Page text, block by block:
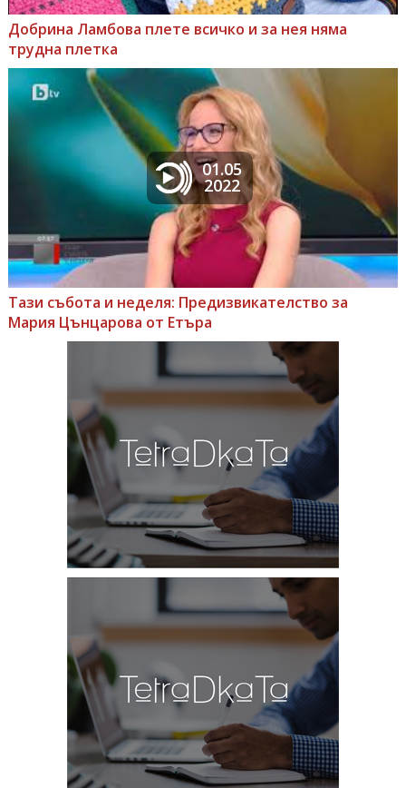
Добрина Ламбова плете всичко и за нея няма
трудна плетка
01.05
2022
Тази събота и неделя: Предизвикателство за
Мария Цънцарова от Етъра